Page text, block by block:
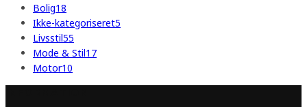
Bolig18
Ikke-kategoriseret5
Livsstil55
Mode & Stil17
Motor10